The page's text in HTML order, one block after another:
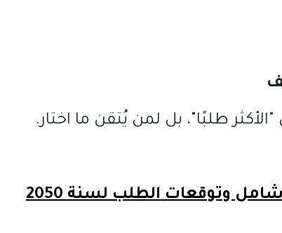
"الأكثر طلبًا "، بل لمن يُتقن ما اختار.
وتوقعات الطلب لسنة2050